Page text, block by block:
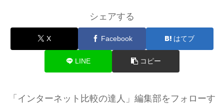
シェアする
X Facebook はてブ
LINE コピー
「インターネット比較の達人」編集部をフォローす